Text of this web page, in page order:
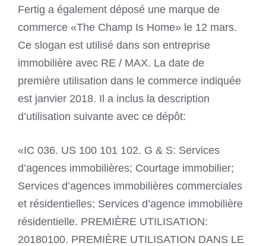
Fertig a également déposé une marque de
commerce «The Champ Is Home» le 12 mars.
Ce slogan est utilisé dans son entreprise
immobilière avec RE / MAX. La date de
première utilisation dans le commerce indiquée
est janvier 2018. Il a inclus la description
d’utilisation suivante avec ce dépôt:
«IC 036. US 100 101 102. G & S: Services
d’agences immobilières; Courtage immobilier;
Services d’agences immobilières commerciales
et résidentielles; Services d’agence immobilière
résidentielle. PREMIÈRE UTILISATION:
20180100. PREMIÈRE UTILISATION DANS LE